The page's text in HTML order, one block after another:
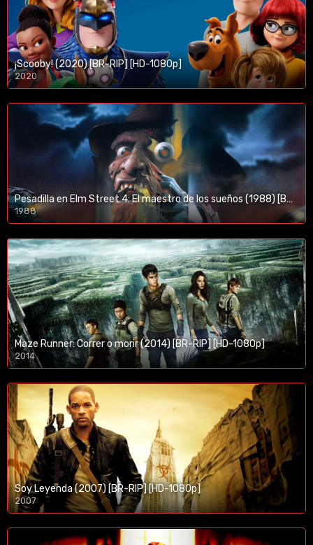
¡Scooby! (2020) [BR-RIP] [HD-1080p]
2020
1080p/720p
Pesadilla en Elm Street 4: El maestro de los sueños (1988) [BR-RIP] [HD-1080p]
1988
Maze Runner: Correr o morir (2014) [BR-RIP] [HD-1080p]
2014
1080p/720p
Soy Leyenda (2007) [BR-RIP] [HD-1080p]
2007
1080p/720p